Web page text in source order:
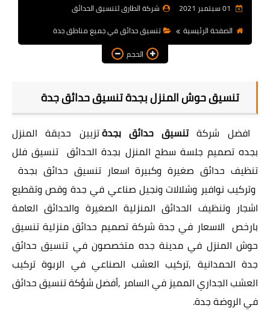
شركة الطارق لتنسيق الحدائق
الصفحة الرئيسية
تنسيق حدائق في جميع مناطق جدة
الحجم
تنسيق حوش المنزل بجدة تنسيق حدائق جدة
افضل شركةتنسيق حدائق بجدةتزيين حديقة المنزل
بجدهتصميم جلسة سطح المنزل بجدةالحدائق تنسيق فلل
تنظيف حدائق صغيرة وكبيرة اسعارتنسيق حدائق بجدة
وتركيب نوافير وشلالات ونجيل صناعي في جدة وقص وتقطيع
اشجار وتنظيف الحدائق المنزلية الصغيرة والحدائق العامة
بارخص الاسعار في جدة شركة تصميم حدائق منزلية تنسيق
حوش المنزل في مدينة جده متخصصون في تنسيق حدائق
جدة الحمدانية ,تركيب العشب الصناعي في الربوة تركيب
العشب الجداري المميز في السامر ,أفضل شؤكة تنسيق حدائق
في الروضة جدة.